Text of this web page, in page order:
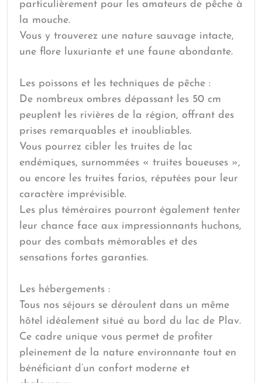
particulièrement pour les amateurs de pêche à
la mouche.
Vous y trouverez une nature sauvage intacte,
une flore luxuriante et une faune abondante.
Les poissons et les techniques de pêche :
De nombreux ombres dépassant les 50 cm
peuplent les rivières de la région, offrant des
prises remarquables et inoubliables.
Vous pourrez cibler les truites de lac
endémiques, surnommées « truites boueuses »,
ou encore les truites farios, réputées pour leur
caractère imprévisible.
Les plus téméraires pourront également tenter
leur chance face aux impressionnants huchons,
pour des combats mémorables et des
sensations fortes garanties.
Les hébergements :
Tous nos séjours se déroulent dans un même
hôtel idéalement situé au bord du lac de Plav.
Ce cadre unique vous permet de profiter
pleinement de la nature environnante tout en
bénéficiant d’un confort moderne et